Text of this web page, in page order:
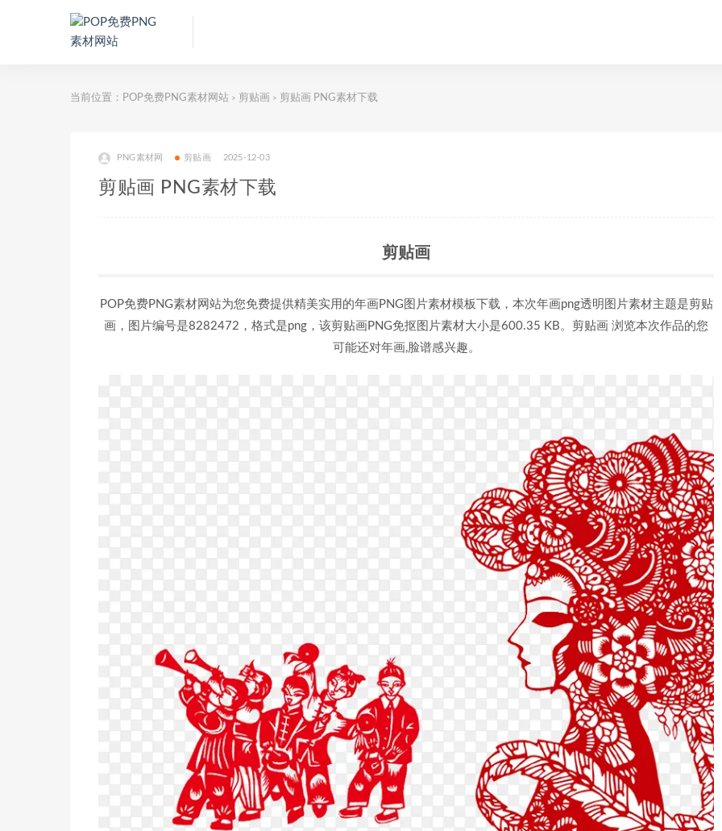
当前位置： POP免费PNG素材网站 > 剪贴画 > 剪贴画 PNG素材下载
PNG素材网 剪贴画 2025-12-03
剪贴画 PNG素材下载
剪贴画
POP免费PNG素材网站为您免费提供精美实用的年画PNG图片素材模板下载，本次年画png透明图片素材主题是剪贴
画，图片编号是8282472，格式是png，该剪贴画PNG免抠图片素材大小是600.35 KB。剪贴画 浏览本次作品的您
可能还对年画,脸谱感兴趣。